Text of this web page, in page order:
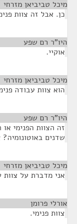
מיכל טביביאן מזרחי
כן. אבל זה צוות
היו"ר רם שפע
אוקיי.
מיכל טביביאן מזרחי
הוא צוות עבודה
היו"ר רם שפע
זה הצוות הפנימי
שדנים
מיכל טביביאן מזרחי
אני מדברת על צוות
אורלי פרומן
צוות פנימי.